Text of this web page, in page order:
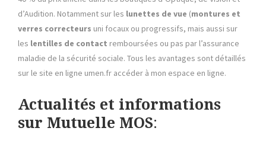
d’Audition. Notamment sur les lunettes de vue (montures et
verres correcteurs uni focaux ou progressifs, mais aussi sur
les lentilles de contact remboursées ou pas par l’assurance
maladie de la sécurité sociale. Tous les avantages sont détaillés
sur le site en ligne umen.fr accéder à mon espace en ligne.
Actualités et informations
sur Mutuelle MOS: